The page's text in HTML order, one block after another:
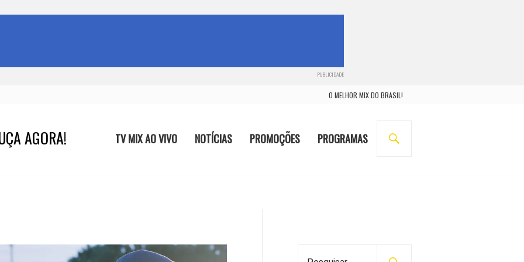
PUBLICIDADE
O MELHOR MIX DO BRASIL!
AGORA! TV MIX AO VIVO NOTÍCIAS PROMOÇÕES PROGRAMAS